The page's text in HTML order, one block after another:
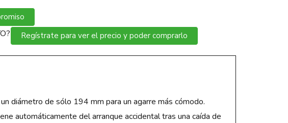
Regístrate para ver el precio y poder comprarlo
diámetro de sólo 194 mm para un agarre más cómodo.
automáticamente del arranque accidental tras una caída de